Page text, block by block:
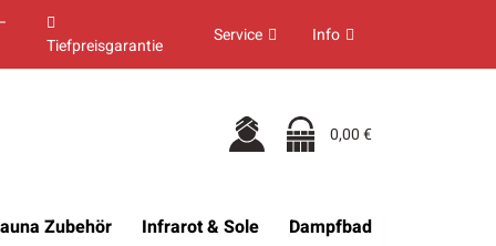
Tiefpreisgarantie Service Info
0,00 €
Zubehör Infrarot & Sole Dampfbad